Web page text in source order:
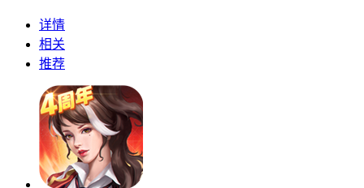
详情
相关
推荐